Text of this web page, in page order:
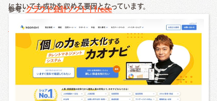
においても成功を収める要因となっています。
参考:クラウド会計ソフト｜freee